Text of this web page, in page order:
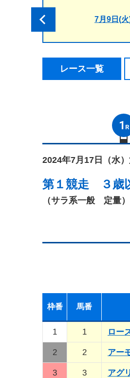
7月9日(
レース一覧
1 R
2024年7月17日（水）
第１競走 ３
（サラ系一般 定量）
枠番 馬番
1 1 ロー
2 2 アー
3 3 アグ